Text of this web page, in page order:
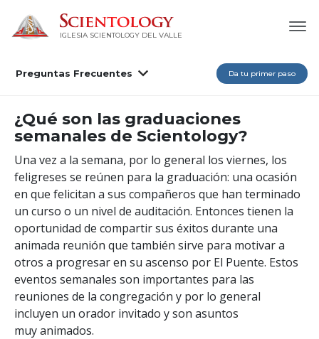
IGLESIA SCIENTOLOGY DEL VALLE
Preguntas Frecuentes Da tu primer paso
¿Qué son las graduaciones
semanales de Scientology?
Una vez a la semana, por lo general los viernes, los
feligreses se reúnen para la graduación: una ocasión
en que felicitan a sus compañeros que han terminado
un curso o un nivel de auditación. Entonces tienen la
oportunidad de compartir sus éxitos durante una
animada reunión que también sirve para motivar a
otros a progresar en su ascenso por El Puente. Estos
eventos semanales son importantes para las
reuniones de la congregación y por lo general
incluyen un orador invitado y son asuntos
muy animados.